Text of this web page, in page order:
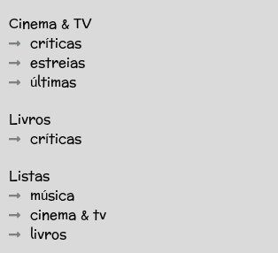
Cinema & TV
críticas
estreias
últimas
Livros
críticas
Listas
música
cinema & tv
livros